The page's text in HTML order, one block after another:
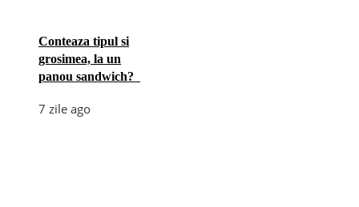
Conteaza tipul si
grosimea, la un
panou sandwich?
7 zile ago